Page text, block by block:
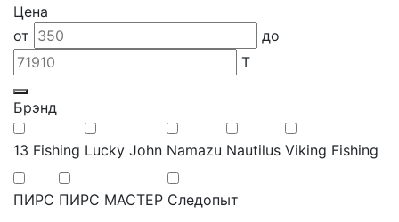
Цена
от
до
T
Брэнд
13 Fishing Lucky John Namazu Nautilus Viking Fishing
ПИРС ПИРС МАСТЕР Следопыт